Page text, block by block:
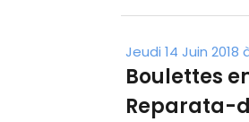
Jeudi 14 Juin 2018
Boulettes
Reparata-